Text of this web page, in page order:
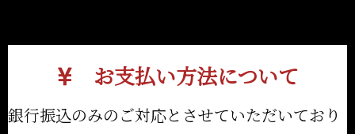
お支払い方法について
銀行振込のみのご対応とさせていただいており